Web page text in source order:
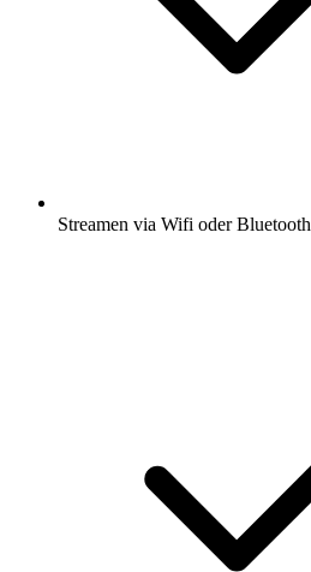
Streamen via Wifi oder Bluetooth